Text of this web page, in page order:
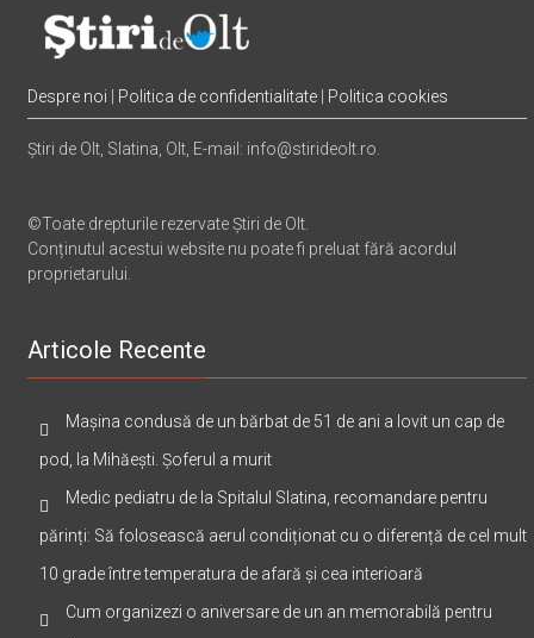
Despre noi Politica de confidentialitate Politica cookies
Știri de Olt, Slatina, Olt, E-mail: info@stirideolt.ro.
©Toate drepturile rezervate Știri de Olt.
Conținutul acestui website nu poate fi preluat fără acordul
proprietarului.
Articole Recente
Mașina condusă de un bărbat de 51 de ani a lovit un cap de
pod, la Mihăești. Șoferul a murit
Medic pediatru de la Spitalul Slatina, recomandare pentru
părinți: Să folosească aerul condiționat cu o diferență de cel mult
10 grade între temperatura de afară și cea interioară
Cum organizezi o aniversare de un an memorabilă pentru